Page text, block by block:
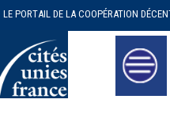
LE PORTAIL DE LA COOPÉRATION